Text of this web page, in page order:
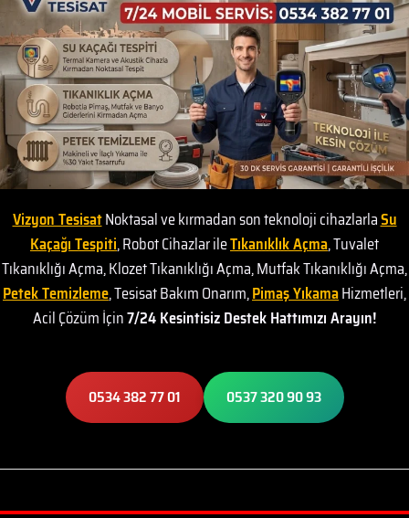
Vizyon TesisatNoktasal ve kırmadan son teknoloji cihazlarlaSu
Kaçağı Tespiti, Robot Cihazlar ileTıkanıklık Açma, Tuvalet
Tıkanıklığı Açma, Klozet Tıkanıklığı Açma, Mutfak Tıkanıklığı Açma,
Petek Temizleme, Tesisat Bakım Onarım,Pimaş YıkamaHizmetleri,
Acil Çözüm İçin7/24 Kesintisiz Destek Hattımızı Arayın!
0534 382 77 01 0537 320 90 93